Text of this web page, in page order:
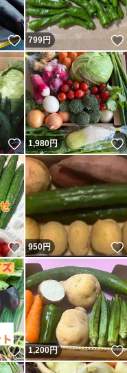
いいね！
799円
いいね！
1,980円
いいね！
950円
いいね！
1,200円